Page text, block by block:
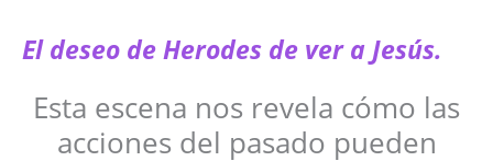
El deseo de Herodes de ver a Jesús.
Esta escena nos revela cómo las
acciones del pasado pueden